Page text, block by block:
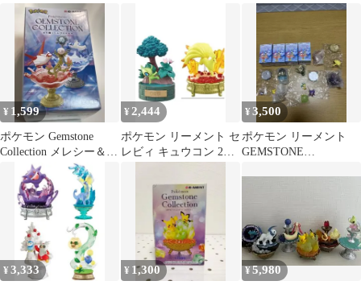
ャンデラ
くしんぴのキセキ 4種
¥ 1,599
ポケモン Gemstone
Collection メレシー＆ピ
カチュウ
¥ 2,444
ポケモン リーメント セ
レビィ キュウコン 2点
¥3,500
ポケモン リーメント
GEMSTONE
¥3,333 ¥ 1,300 ¥5,980